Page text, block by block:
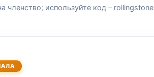
членство; используйте код – rollingstone